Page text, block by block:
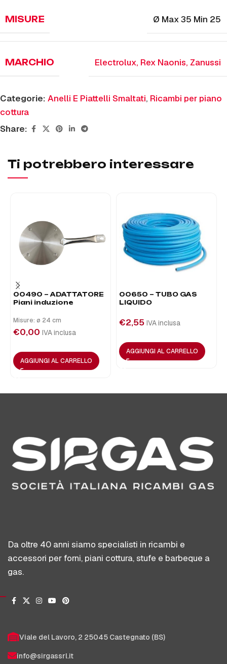
MISURE Ø Max 35 Min 25
MARCHIO Electrolux, Rex Naonis, Zanussi
Categorie: Anelli E Piattelli Smaltati, Ricambi per piano
cottura
Share:
Ti potrebbero interessare
00490 – ADATTATORE
Piani induzione
Misure: ø 24 cm
€0,00 IVA inclusa
AGGIUNGI AL CARRELLO
00650 – TUBO GAS
LIQUIDO
€2,55 IVA inclusa
AGGIUNGI AL CARRELLO
Da oltre 40 anni siamo specialisti in ricambi e
accessori per forni, piani cottura, stufe e barbeque a
gas.
Viale del Lavoro, 2 25045 Castegnato (BS)
info@sirgassrl.it